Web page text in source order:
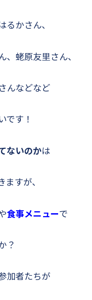
かさん、
、蛯原友里さん、
んなどなど
です！
ないのかは
すが、
食事メニューで
？
加者たちが